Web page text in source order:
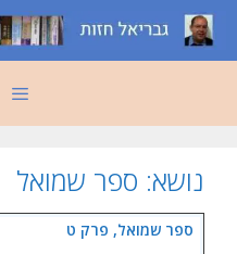
לדלג
לתוכן
נושא: ספר שמואל
ספר שמואל, פרק ט